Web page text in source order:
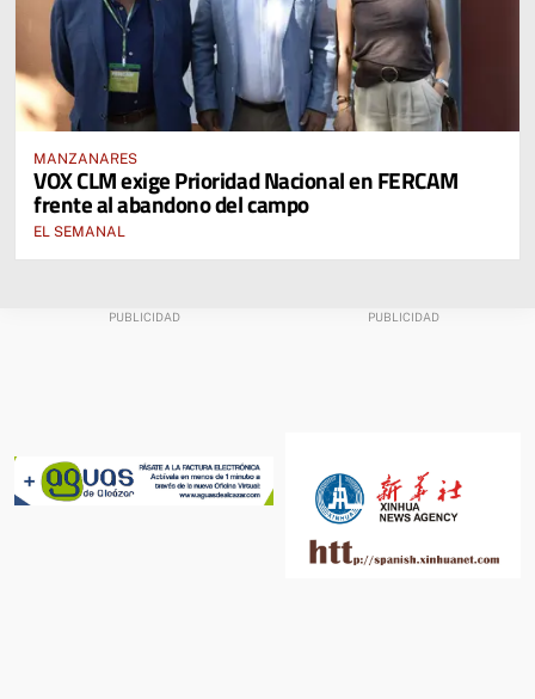
MANZANARES
VOX CLM exige Prioridad Nacional en FERCAM
frente al abandono del campo
EL SEMANAL